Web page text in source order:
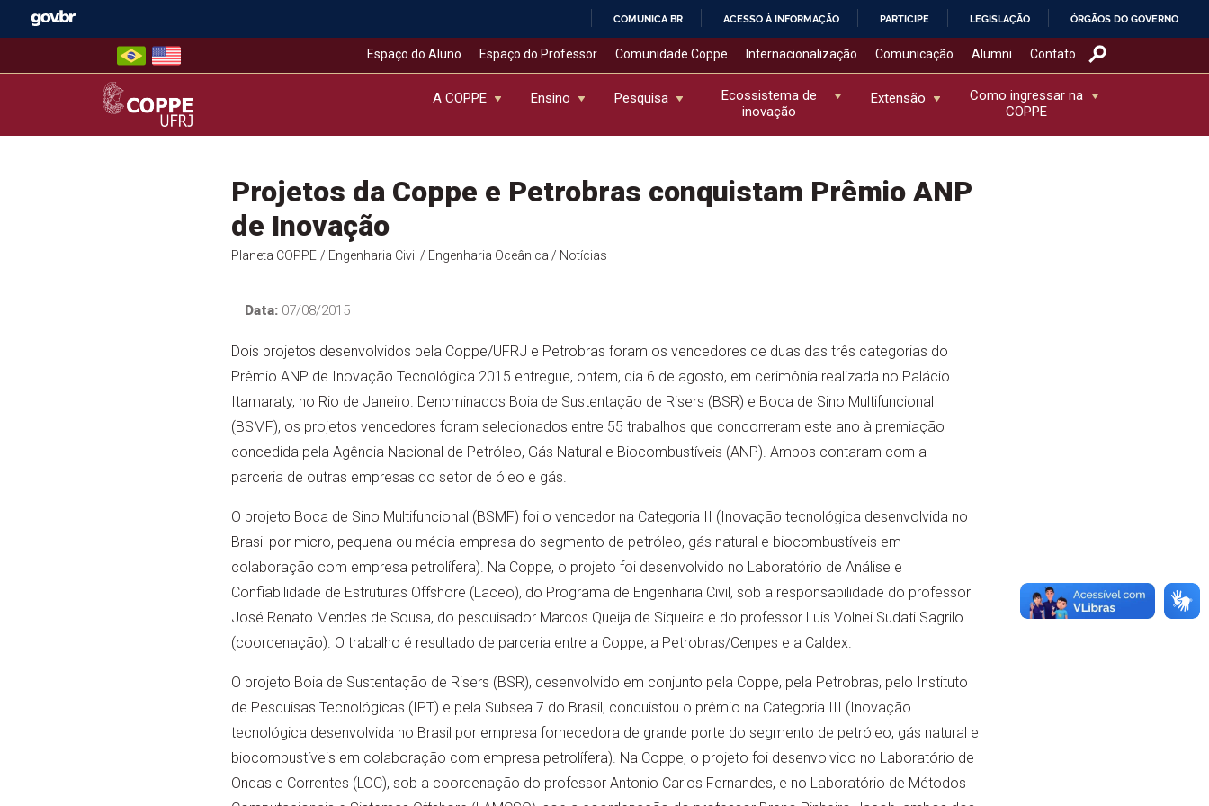
COMUNICA BR ACESSO À INFORMAÇÃO PARTICIPE LEGISLAÇÃO ÓRGÃOS DO GOVERNO
Espaço do Aluno Espaço do Professor Comunidade Coppe Internacionalização Comunicação Alumni Contato
COPPE – UFRJ
A COPPE Ensino Pesquisa
Ecossistema de
inovação
Extensão
Como ingressar na
COPPE
Projetos da Coppe e Petrobras conquistam Prêmio ANP
de Inovação
Planeta COPPE / Engenharia Civil / Engenharia Oceânica / Notícias
Data:07/08/2015
Dois projetos desenvolvidos pela Coppe/UFRJ e Petrobras foram os vencedores de duas das três categorias do
Prêmio ANP de Inovação Tecnológica 2015 entregue, ontem, dia 6 de agosto, em cerimônia realizada no Palácio
Itamaraty, no Rio de Janeiro. Denominados Boia de Sustentação de Risers (BSR) e Boca de Sino Multifuncional
(BSMF), os projetos vencedores foram selecionados entre 55 trabalhos que concorreram este ano à premiação
concedida pela Agência Nacional de Petróleo, Gás Natural e Biocombustíveis (ANP). Ambos contaram com a
parceria de outras empresas do setor de óleo e gás.
O projeto Boca de Sino Multifuncional (BSMF) foi o vencedor na Categoria II (Inovação tecnológica desenvolvida no
Brasil por micro, pequena ou média empresa do segmento de petróleo, gás natural e biocombustíveis em
colaboração com empresa petrolífera). Na Coppe, o projeto foi desenvolvido no Laboratório de Análise e
Confiabilidade de Estruturas Offshore (Laceo), do Programa de Engenharia Civil, sob a responsabilidade do professor
José Renato Mendes de Sousa, do pesquisador Marcos Queija de Siqueira e do professor Luis Volnei Sudati Sagrilo
(coordenação). O trabalho é resultado de parceria entre a Coppe, a Petrobras/Cenpes e a Caldex.
O projeto Boia de Sustentação de Risers (BSR), desenvolvido em conjunto pela Coppe, pela Petrobras, pelo Instituto
de Pesquisas Tecnológicas (IPT) e pela Subsea 7 do Brasil, conquistou o prêmio na Categoria III (Inovação
tecnológica desenvolvida no Brasil por empresa fornecedora de grande porte do segmento de petróleo, gás natural e
biocombustíveis em colaboração com empresa petrolífera). Na Coppe, o projeto foi desenvolvido no Laboratório de
Ondas e Correntes (LOC), sob a coordenação do professor Antonio Carlos Fernandes, e no Laboratório de Métodos